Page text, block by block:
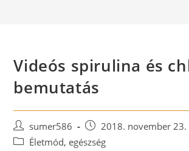
Videós spirulina és
bemutatás
Post
author:
sumer586
Post
published:
2018. november 23.
PostÉletmód, egészség